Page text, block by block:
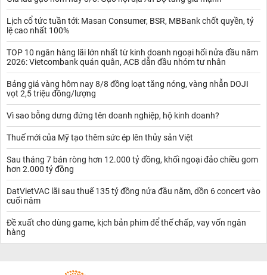
Lịch cổ tức tuần tới: Masan Consumer, BSR, MBBank chốt quyền, tỷ
lệ cao nhất 100%
TOP 10 ngân hàng lãi lớn nhất từ kinh doanh ngoại hối nửa đầu năm
2026: Vietcombank quán quân, ACB dẫn đầu nhóm tư nhân
Bảng giá vàng hôm nay 8/8 đồng loạt tăng nóng, vàng nhẫn DOJI
vọt 2,5 triệu đồng/lượng
Vì sao bỗng dưng đứng tên doanh nghiệp, hộ kinh doanh?
Thuế mới của Mỹ tạo thêm sức ép lên thủy sản Việt
Sau tháng 7 bán ròng hơn 12.000 tỷ đồng, khối ngoại đảo chiều gom
hơn 2.000 tỷ đồng
DatVietVAC lãi sau thuế 135 tỷ đồng nửa đầu năm, dồn 6 concert vào
cuối năm
Đề xuất cho dùng game, kịch bản phim để thế chấp, vay vốn ngân
hàng